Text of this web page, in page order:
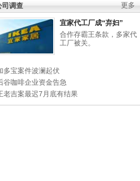
更多
司调查
宜家代工厂成“弃妇”
合作存霸王条款，多家代
工厂被关。
多宝案件波澜起伏
谷咖啡企业资金告急
老吉案最迟7月底有结果